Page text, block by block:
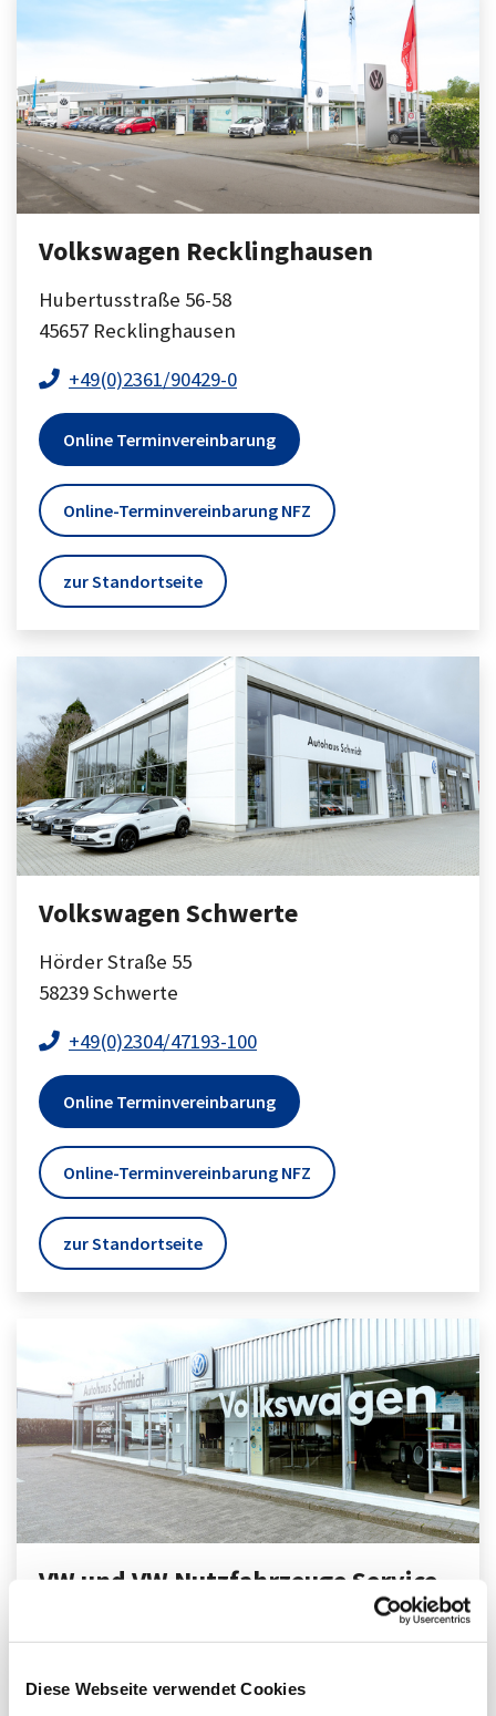
Diese Webseite verwendet Cookies
Volkswagen Recklinghausen
Hubertusstraße 56-58
45657 Recklinghausen
+49(0)2361/90429-0
Online Terminvereinbarung
Online-Terminvereinbarung NFZ
zur Standortseite
Volkswagen Schwerte
Hörder Straße 55
58239Schwerte
+49(0)2304/47193-100
Online Terminvereinbarung
Online-Terminvereinbarung NFZ
zur Standortseite
VW und VW Nutzfahrzeuge Service
44143Dortmund